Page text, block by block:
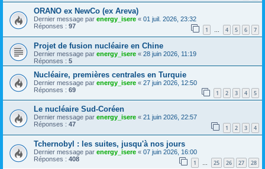
ORANO ex NewCo (ex Areva)
Dernier message par energy_isere « 01 juil. 2026, 23:32
Réponses : 97 1 … 4 5 6 7
Projet de fusion nucléaire en Chine
Dernier message par energy_isere « 28 juin 2026, 11:19
Réponses : 5
Nucléaire, premières centrales en Turquie
Dernier message par energy_isere « 27 juin 2026, 12:50
Réponses : 69 1 2 3 4 5
Le nucléaire Sud-Coréen
Dernier message par energy_isere « 21 juin 2026, 22:57
Réponses : 47 1 2 3 4
Tchernobyl : les suites, jusqu'à nos jours
Dernier message par energy_isere « 07 juin 2026, 16:00
Réponses : 408 1 … 25 26 27 28